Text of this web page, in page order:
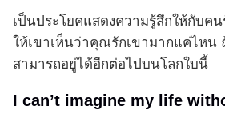
เป็นประโยคแสดงความรู้สึกให้กับค
ให้เขาเห็นว่าคุณรักเขามากแค่ไหน
สามารถอยู่ได้อีกต่อไปบนโลกใบนี้
I can’t imagine my life